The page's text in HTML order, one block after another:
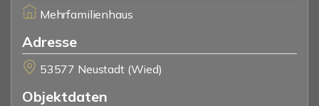
Mehrfamilienhaus
Adresse
53577 Neustadt (Wied)
Objektdaten